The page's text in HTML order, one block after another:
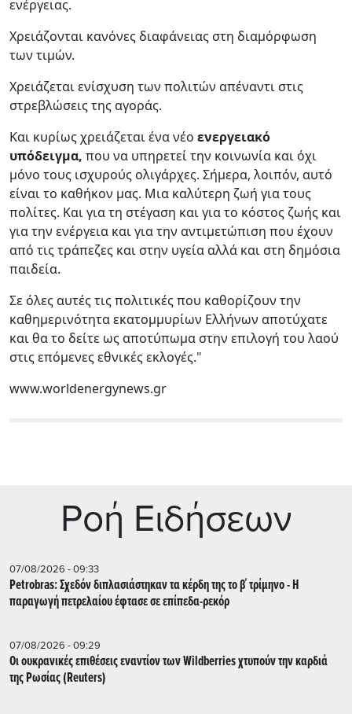
ενέργειας.
Χρειάζονται κανόνες διαφάνειας στη διαμόρφωση
των τιμών.
Χρειάζεται ενίσχυση των πολιτών απέναντι στις
στρεβλώσεις της αγοράς.
Και κυρίως χρειάζεται ένα νέο ενεργειακό
υπόδειγμα, που να υπηρετεί την κοινωνία και όχι
μόνο τους ισχυρούς ολιγάρχες. Σήμερα, λοιπόν, αυτό
είναι το καθήκον μας. Μια καλύτερη ζωή για τους
πολίτες. Και για τη στέγαση και για το κόστος ζωής και
για την ενέργεια και για την αντιμετώπιση που έχουν
από τις τράπεζες και στην υγεία αλλά και στη δημόσια
παιδεία.
Σε όλες αυτές τις πολιτικές που καθορίζουν την
καθημερινότητα εκατομμυρίων Ελλήνων αποτύχατε
και θα το δείτε ως αποτύπωμα στην επιλογή του λαού
στις επόμενες εθνικές εκλογές."
www.worldenergynews.gr
Ρoή Ειδήσεων
07/08/2026 - 09:33
Petrobras: Σχεδόν διπλασιάστηκαν τα κέρδη της το β΄ τρίμηνο - Η
παραγωγή πετρελαίου έφτασε σε επίπεδα-ρεκόρ
07/08/2026 - 09:29
Οι ουκρανικές επιθέσεις εναντίον των Wildberries χτυπούν την καρδιά
της Ρωσίας (Reuters)